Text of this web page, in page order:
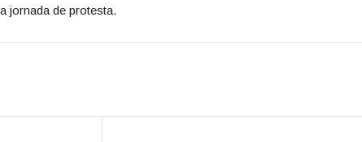
jornada de protesta.